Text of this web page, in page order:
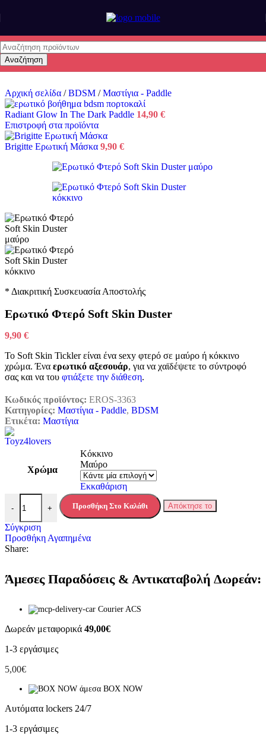
Αναζήτηση
Αρχική σελίδα / BDSM / Μαστίγια - Paddle
Radiant Glow In The Dark Paddle 14,90 €
Επιστροφή στα προϊόντα
Brigitte Ερωτική Μάσκα 9,90 €
* Διακριτική Συσκευασία Αποστολής
Ερωτικό Φτερό Soft Skin Duster
9,90 €
Το Soft Skin Tickler είναι ένα sexy φτερό σε μαύρο ή κόκκινο
χρώμα. Ένα ερωτικό αξεσουάρ, για να χαϊδέψετε το σύντροφό
σας και να του φτιάξετε την διάθεση.
Κωδικός προϊόντος: EROS-3363
Κατηγορίες: Μαστίγια - Paddle, BDSM
Ετικέτα: Μαστίγια
Χρώμα
Κόκκινο
Μαύρο
Εκκαθάριση
-
Ερωτικό Φτερό Soft Skin Duster ποσότητα
+ Προσθήκη Στο Καλάθι Απόκτησε το
Σύγκριση
Προσθήκη Αγαπημένα
Share:
Άμεσες Παραδόσεις & Αντικαταβολή Δωρεάν:
Courier ACS
Δωρεάν μεταφορικά 49,00€
1-3 εργάσιμες
5,00€
BOX NOW
Αυτόματα lockers 24/7
1-3 εργάσιμες